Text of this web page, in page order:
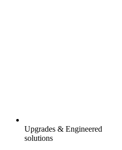
Upgrades & Engineered
solutions